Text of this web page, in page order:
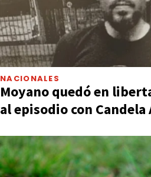
NACIONALES
Moyano quedó en
al episodio con Candela